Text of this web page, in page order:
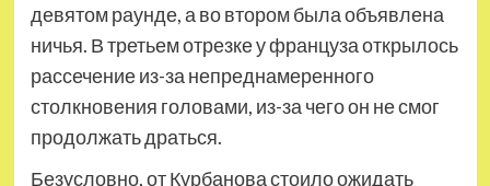
девятом раунде, а во втором была объявлена
ничья. В третьем отрезке у француза открылось
рассечение из-за непреднамеренного
столкновения головами, из-за чего он не смог
продолжать драться.
Безусловно, от Курбанова стоило ожидать